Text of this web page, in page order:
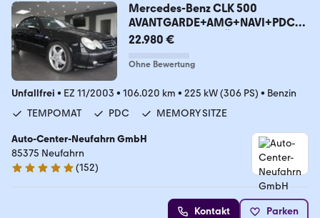
Mercedes-Benz CLK 500
AVANTGARDE+AMG+NAVI+PDC+
MMSITZ+SITZ BELÜ
22.980 €
Ohne Bewertung
Unfallfrei • EZ 11/2003 • 106.020 km • 225 kW (306 PS) • Benzin
TEMPOMAT
PDC MEMORY SITZE
Auto-Center-Neufahrn GmbH
85375 Neufahrn
4.8 Sterne
(152)
Kontakt Parken